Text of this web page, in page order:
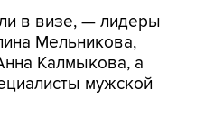
в визе, — лидеры
Мельникова,
Калмыкова, а
мужской